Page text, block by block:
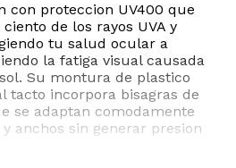
con proteccion UV400 que
de los rayos UVA y
tu salud ocular a
la fatiga visual causada
Su montura de plastico
tacto incorpora bisagras de
se adaptan comodamente
anchos sin generar presion